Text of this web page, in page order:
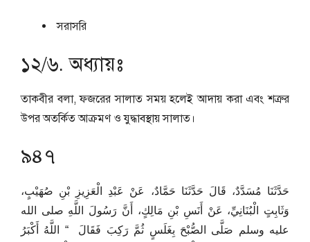
সরাসরি
১২/৬. অধ্যায়ঃ
তাকবীর বলা, ফজরের সালাত সময় হলেই আদায় করা এবং শত্রুর
উপর অতর্কিত আক্রমণ ও যুদ্ধাবস্থায় সালাত।
৯৪৭
حَدَّثَنَا مُسَدَّدٌ، قَالَ حَدَّثَنَا حَمَّادٌ، عَنْ عَبْدِ الْعَزِيزِ بْنِ صُهَيْبٍ،
وَثَابِتٍ الْبُنَانِيِّ، عَنْ أَنَسِ بْنِ مَالِكٍ، أَنَّ رَسُولَ اللَّهِ صلى الله
عليه وسلم صَلَّى الصُّبْحَ بِغَلَسٍ ثُمَّ رَكِبَ فَقَالَ ‏ “‏ اللَّهُ أَكْبَرُ